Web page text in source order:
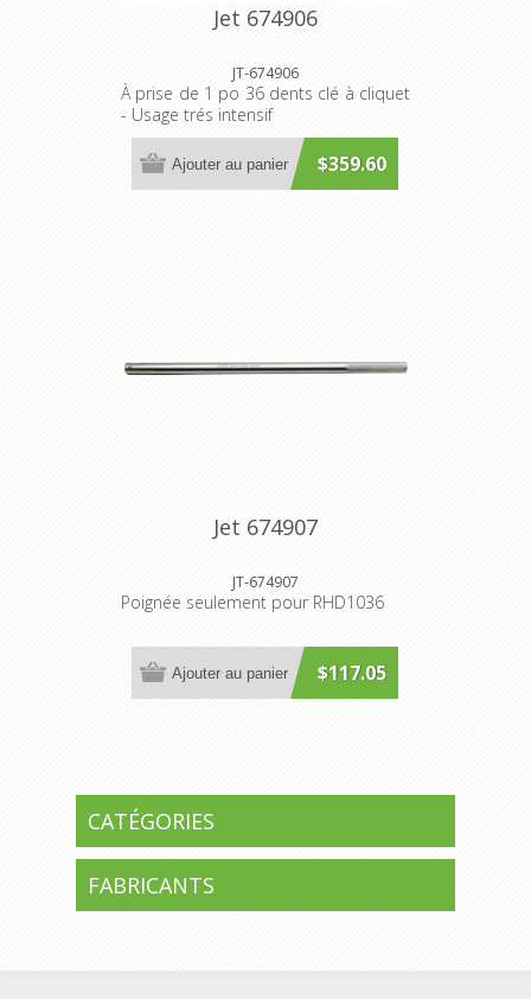
Jet 674906
JT-674906
À prise de 1 po 36 dents clé à cliquet
- Usage trés intensif
$359.60
Ajouter au panier
Jet 674907
JT-674907
Poignée seulement pour RHD1036
$117.05
Ajouter au panier
CATÉGORIES
FABRICANTS